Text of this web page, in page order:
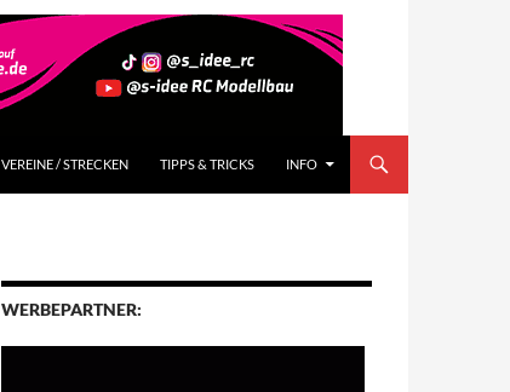
VEREINE / STRECKEN TIPPS & TRICKS INFO
WERBEPARTNER: